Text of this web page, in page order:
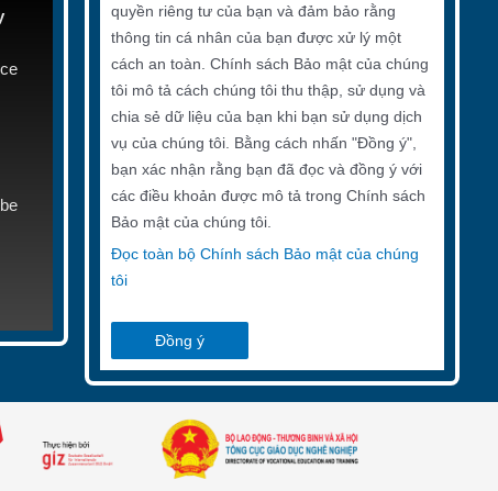
quyền riêng tư của bạn và đảm bảo rằng
thông tin cá nhân của bạn được xử lý một
cách an toàn. Chính sách Bảo mật của chúng
tôi mô tả cách chúng tôi thu thập, sử dụng và
chia sẻ dữ liệu của bạn khi bạn sử dụng dịch
vụ của chúng tôi. Bằng cách nhấn "Đồng ý",
bạn xác nhận rằng bạn đã đọc và đồng ý với
các điều khoản được mô tả trong Chính sách
Bảo mật của chúng tôi.
Đọc toàn bộ Chính sách Bảo mật của chúng
tôi
Đồng ý